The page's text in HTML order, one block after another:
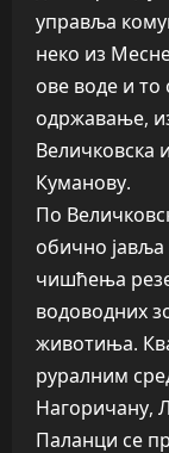
управља
неко из
ове воде и то
одржавање,
Величковска
Куманову.
По
обично
чишћења
водоводних
животиња.
руралним
Нагоричану,
Паланци се